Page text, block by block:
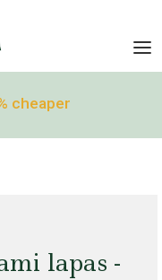
cheaper
lapas -